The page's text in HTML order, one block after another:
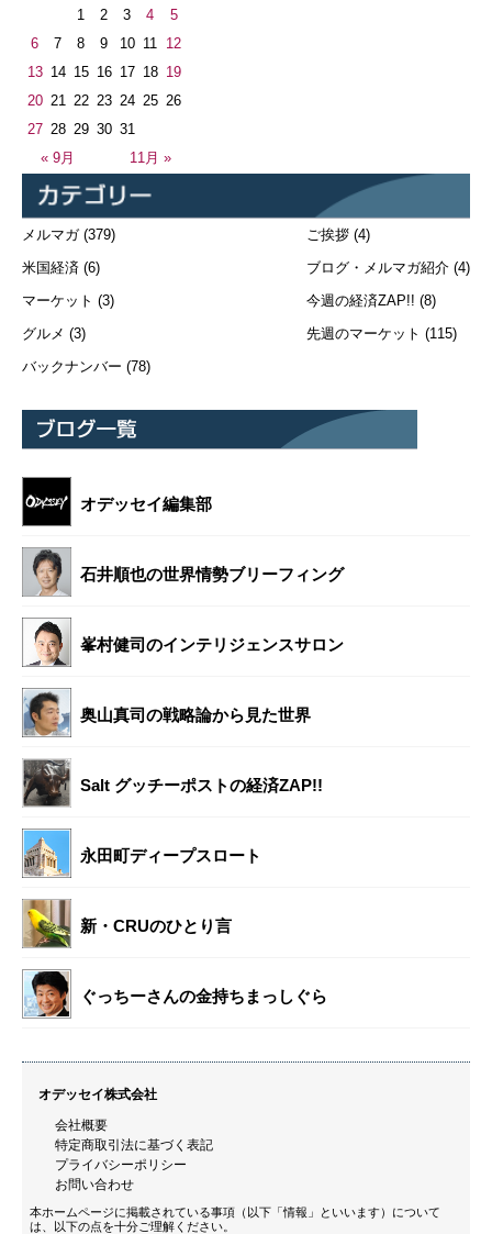
« 9月 11月 »
1 2 3 4
5
6
7 8 9 10 11 12
13 14 15 16 17 18 19
20 21 22 23 24 25 26
27 28 29 30 31
メルマガ(379)
米国経済 (6)
マーケット (3)
グルメ (3)
バックナンバー (78)
ご挨拶 (4)
ブログ・メルマガ紹介 (4)
今週の経済ZAP!! (8)
先週のマーケット (115)
オデッセイ編集部
石井順也の世界情勢ブリーフィング
峯村健司のインテリジェンスサロン
奥山真司の戦略論から見た世界
Salt グッチーポストの経済ZAP!!
永田町ディープスロート
新・CRUのひとり言
ぐっちーさんの金持ちまっしぐら
オデッセイ株式会社
会社概要
特定商取引法に基づく表記
プライバシーポリシー
お問い合わせ
本ホームページに掲載されている事項（以下「情報」といいます）について
は、以下の点を十分ご理解ください。